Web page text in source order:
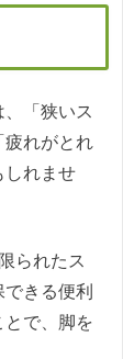
「狭いス
疲れがとれ
しれませ
られたス
きる便利
とで、脚を